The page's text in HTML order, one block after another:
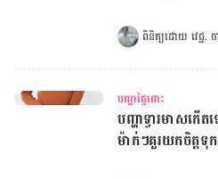
ពិនិត្យដោយ វេជ្ជ
បញ្ហាផ្ទៃពោះ
បញ្ហាទ្វារមាសក
ម៉ាក់ៗគួរយកចិត្តទុ